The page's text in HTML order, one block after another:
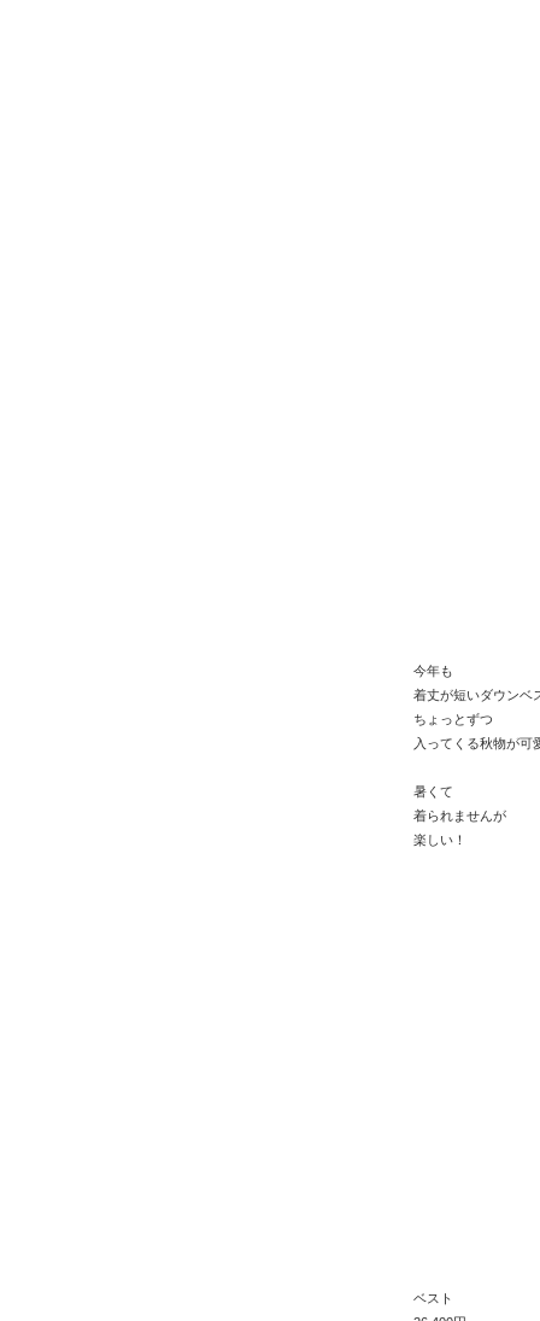
今年も
着丈が短いダウンベ
ちょっとずつ
入ってくる秋物が可
暑くて
着られませんが
楽しい！
ベスト